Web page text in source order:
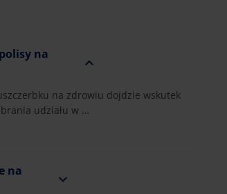
na
na zdrowiu dojdzie wskutek
udziału w …
na